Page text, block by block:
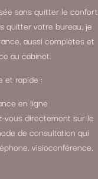
sans quitter le confort
quitter votre bureau, je
aussi complètes et
au cabinet.
et rapide :
en ligne
vous directement sur le
de consultation qui
visioconférence,